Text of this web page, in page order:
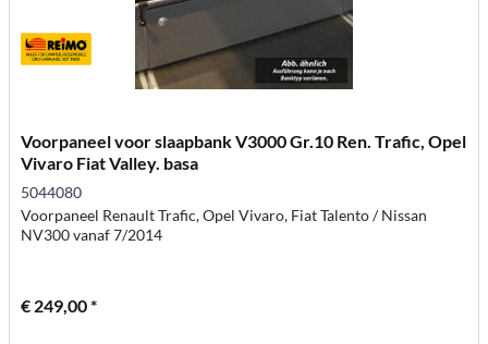
Voorpaneel voor slaapbank V3000 Gr.10 Ren. Trafic, Opel
Vivaro Fiat Valley. basa
5044080
Voorpaneel Renault Trafic, Opel Vivaro, Fiat Talento / Nissan
NV300 vanaf 7/2014
€ 249,00 *